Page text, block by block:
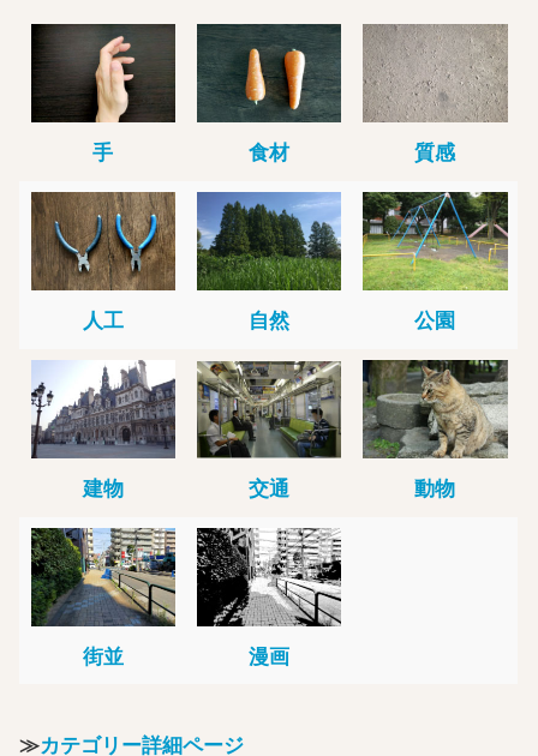
手 食材 質感
人工 自然 公園
建物 交通 動物
街並 漫画
≫カテゴリー詳細ページ